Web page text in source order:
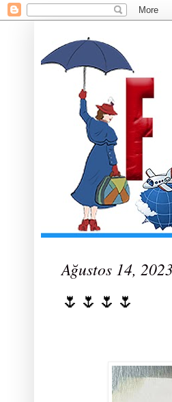
Ağustos 14, 2023
🌷🌷🌷🌷